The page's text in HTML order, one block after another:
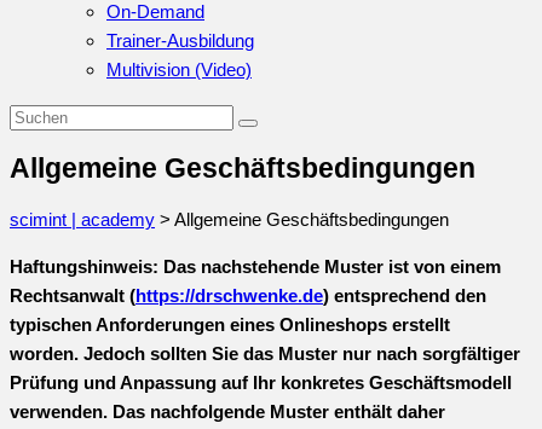
On-Demand
Trainer-Ausbildung
Multivision (Video)
Allgemeine Geschäftsbedingungen
scimint | academy > Allgemeine Geschäftsbedingungen
Haftungshinweis: Das nachstehende Muster ist von einem
Rechtsanwalt (https://drschwenke.de) entsprechend den
typischen Anforderungen eines Onlineshops erstellt
worden. Jedoch sollten Sie das Muster nur nach sorgfältiger
Prüfung und Anpassung auf Ihr konkretes Geschäftsmodell
verwenden. Das nachfolgende Muster enthält daher